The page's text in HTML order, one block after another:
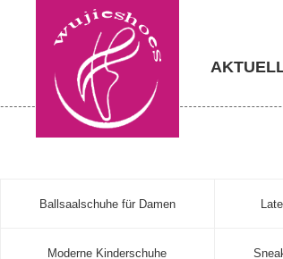
Ballsaalschuhe für Damen
Moderne Kinderschuhe